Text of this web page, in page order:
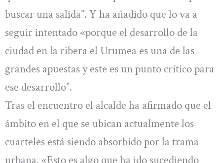
buscar una salida”. Y ha añadido que lo va a
seguir intentado «porque el desarrollo de la
ciudad en la ribera el Urumea es una de las
grandes apuestas y este es un punto crítico para
ese desarrollo”.
Tras el encuentro el alcalde ha afirmado que el
ámbito en el que se ubican actualmente los
cuarteles está siendo absorbido por la trama
urbana. «Esto es algo que ha ido sucediendo